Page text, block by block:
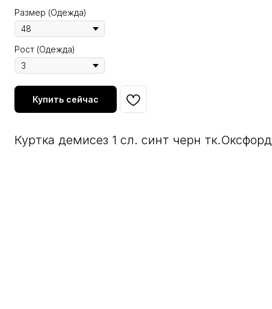
Размер (Одежда)
Рост (Одежда)
Купить сейчас
Куртка демисез 1 сл. синт черн тк.Оксфорд